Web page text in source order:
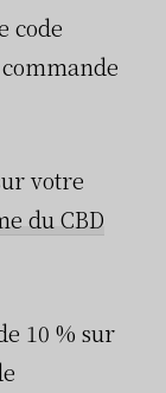
code
votre
du CBD
10 % sur